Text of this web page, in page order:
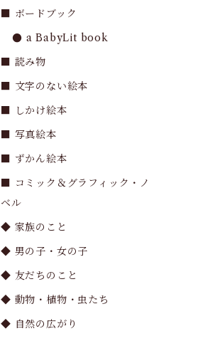
■ ボードブック
● a BabyLit book
■ 読み物
■ 文字のない絵本
■ しかけ絵本
■ 写真絵本
■ ずかん絵本
■ コミック＆グラフィック・ノ
ベル
◆ 家族のこと
◆ 男の子・女の子
◆ 友だちのこと
◆ 動物・植物・虫たち
◆ 自然の広がり